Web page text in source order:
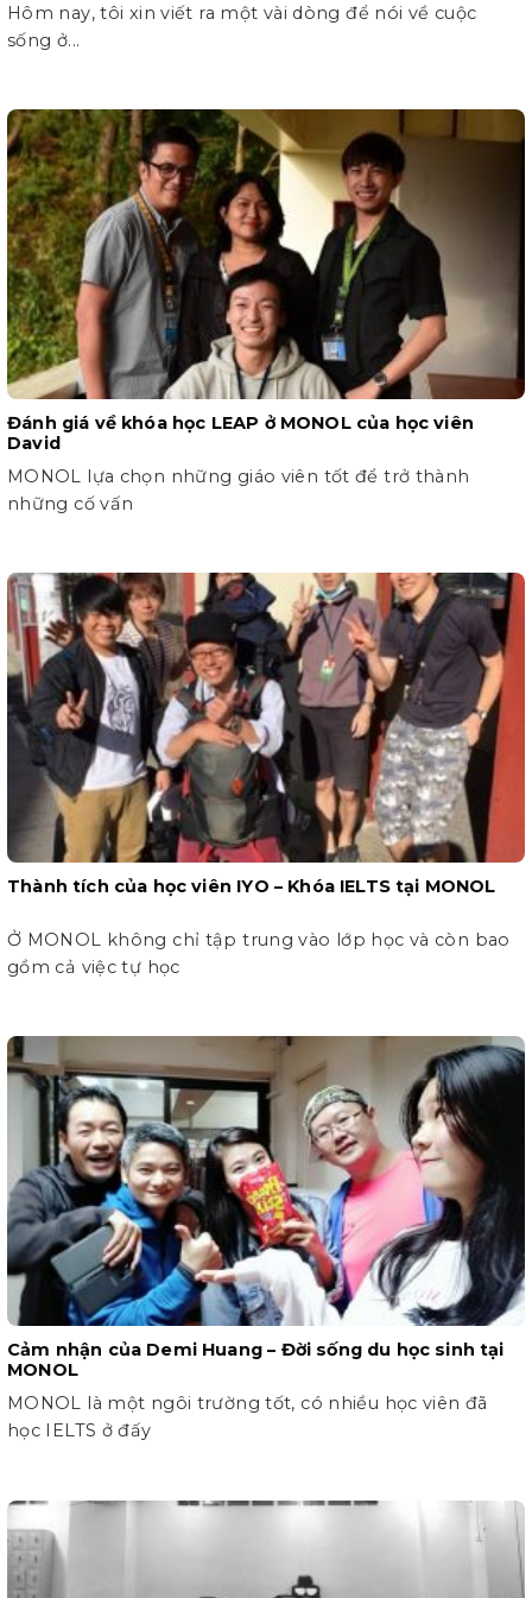
Hôm nay, tôi xin viết ra một vài dòng để nói về cuộc
sống ở...
Đánh giá về khóa học LEAP ở MONOL của học viên
David
MONOL lựa chọn những giáo viên tốt để trở thành
những cố vấn
Thành tích của học viên IYO – Khóa IELTS tại MONOL
Ở MONOL không chỉ tập trung vào lớp học và còn bao
gồm cả việc tự học
Cảm nhận của Demi Huang – Đời sống du học sinh tại
MONOL
MONOL là một ngôi trường tốt, có nhiều học viên đã
học IELTS ở đấy